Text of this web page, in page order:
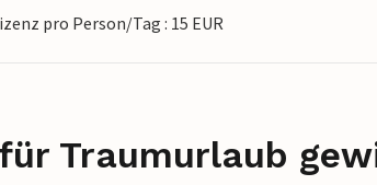
pro Person/Tag : 15 EUR
Traumurlaub